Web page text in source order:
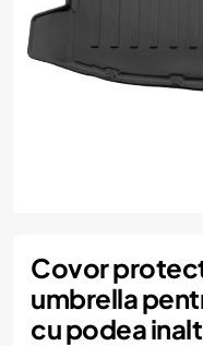
Covor
umbrella
cu podea